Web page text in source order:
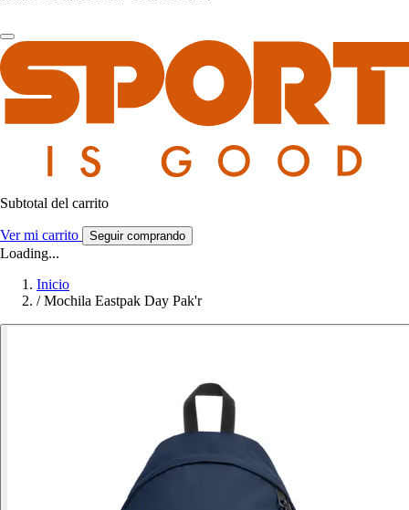
Subtotal del carrito
Ver mi carrito Seguir comprando
Loading...
Inicio
/ Mochila Eastpak Day Pak'r